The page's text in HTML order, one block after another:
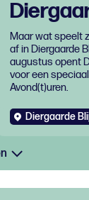
na
Maar wat speelt
af in Diergaarde
augustus opent
voor een
Avond(t)uren.
Diergaarde